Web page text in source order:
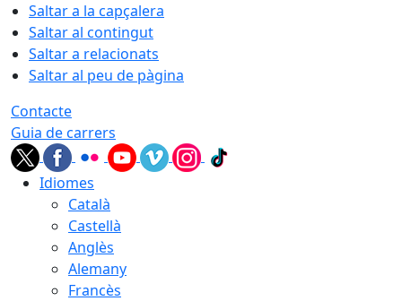
Saltar a la capçalera
Saltar al contingut
Saltar a relacionats
Saltar al peu de pàgina
Contacte
Guia de carrers
Idiomes
Català
Castellà
Anglès
Alemany
Francès